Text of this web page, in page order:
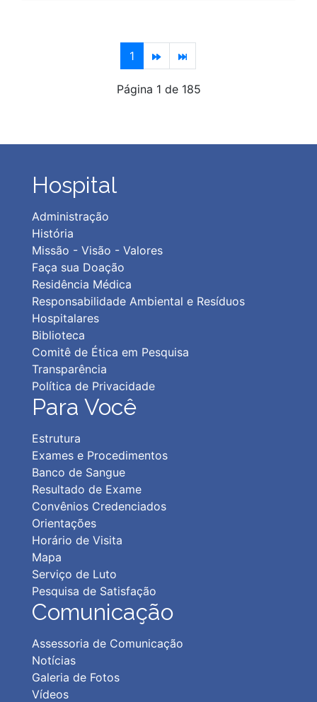
1
Página 1 de 185
Hospital
Administração
História
Missão - Visão - Valores
Faça sua Doação
Residência Médica
Responsabilidade Ambiental e Resíduos
Hospitalares
Biblioteca
Comitê de Ética em Pesquisa
Transparência
Política de Privacidade
Para Você
Estrutura
Exames e Procedimentos
Banco de Sangue
Resultado de Exame
Convênios Credenciados
Orientações
Horário de Visita
Mapa
Serviço de Luto
Pesquisa de Satisfação
Comunicação
Assessoria de Comunicação
Notícias
Galeria de Fotos
Vídeos